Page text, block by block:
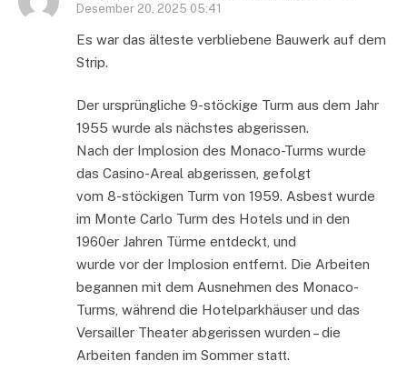
Desember 20, 2025 05:41
Es war das älteste verbliebene Bauwerk auf dem
Strip.
Der ursprüngliche 9-stöckige Turm aus dem Jahr
1955 wurde als nächstes abgerissen.
Nach der Implosion des Monaco-Turms wurde
das Casino-Areal abgerissen, gefolgt
vom 8-stöckigen Turm von 1959. Asbest wurde
im Monte Carlo Turm des Hotels und in den
1960er Jahren Türme entdeckt, und
wurde vor der Implosion entfernt. Die Arbeiten
begannen mit dem Ausnehmen des Monaco-
Turms, während die Hotelparkhäuser und das
Versailler Theater abgerissen wurden – die
Arbeiten fanden im Sommer statt.